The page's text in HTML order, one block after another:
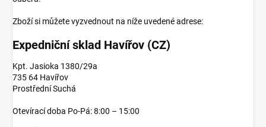
Zboží si můžete vyzvednout na níže uvedené adrese:
Expedniční sklad Havířov (CZ)
Kpt. Jasioka 1380/29a
735 64 Havířov
Prostřední Suchá
Otevírací doba Po-Pá: 8:00 – 15:00